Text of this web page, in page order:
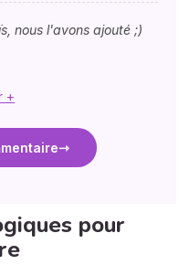
nous l'avons ajouté ;)
+
pour